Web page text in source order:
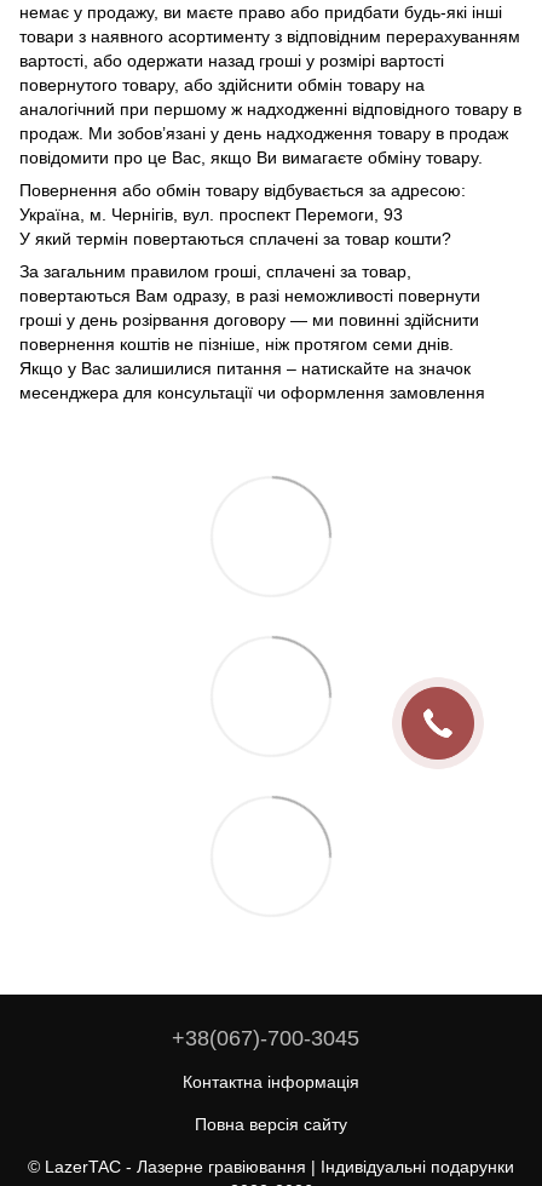
немає у продажу, ви маєте право або придбати будь-які інші
товари з наявного асортименту з відповідним перерахуванням
вартості, або одержати назад гроші у розмірі вартості
повернутого товару, або здійснити обмін товару на
аналогічний при першому ж надходженні відповідного товару в
продаж. Ми зобов’язані у день надходження товару в продаж
повідомити про це Вас, якщо Ви вимагаєте обміну товару.
Повернення або обмін товару відбувається за адресою:
Україна, м. Чернігів, вул. проспект Перемоги, 93
У який термін повертаються сплачені за товар кошти?
За загальним правилом гроші, сплачені за товар,
повертаються Вам одразу, в разі неможливості повернути
гроші у день розірвання договору — ми повинні здійснити
повернення коштів не пізніше, ніж протягом семи днів.
Якщо у Вас залишилися питання – натискайте на значок
месенджера для консультації чи оформлення замовлення
+38(067)-700-3045
Контактна інформація
Повна версія сайту
© LazerTAC - Лазерне гравіювання | Індивідуальні подарунки